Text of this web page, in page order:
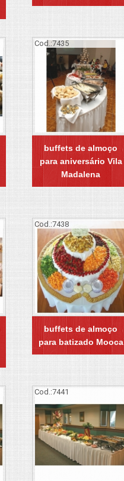
Cod.:7435
buffets de almoço
para aniversário Vila
Madalena
Cod.:7438
buffets de almoço
para batizado Mooca
Cod.:7441